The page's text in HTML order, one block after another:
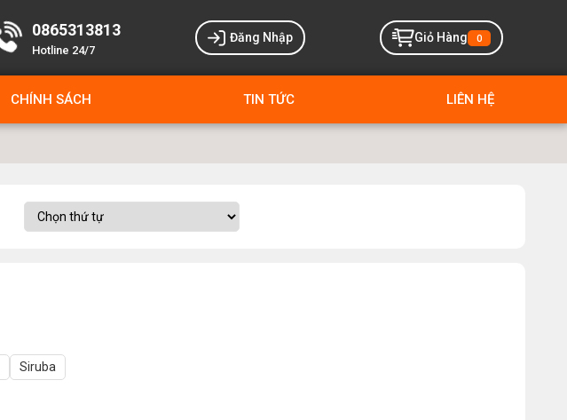
0865313813
Hotline 24/7
Đăng Nhập Giỏ Hàng 0
CHÍNH SÁCH TIN TỨC LIÊN HỆ
Siruba